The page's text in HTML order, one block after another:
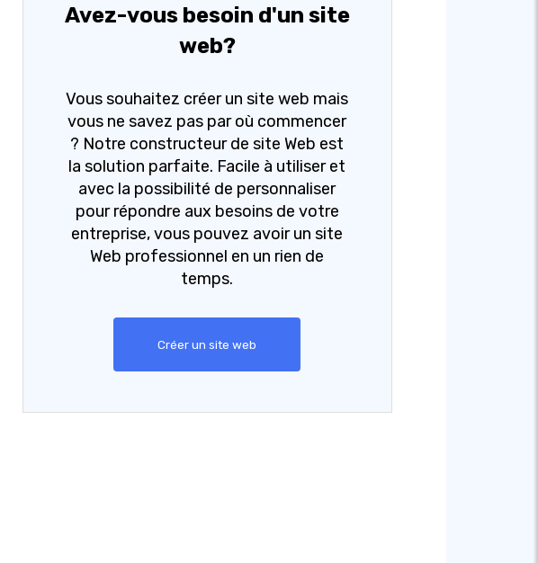
Avez-vous besoin d'un site
web?
Vous souhaitez créer un site web mais
vous ne savez pas par où commencer
? Notre constructeur de site Web est
la solution parfaite. Facile à utiliser et
avec la possibilité de personnaliser
pour répondre aux besoins de votre
entreprise, vous pouvez avoir un site
Web professionnel en un rien de
temps.
Créer un site web